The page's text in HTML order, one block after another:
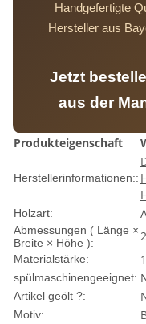
Handgefertigte
Hersteller aus
Jetzt
aus der
Produkteigenschaft
Herstellerinformationen::
Holzart:
Abmessungen ( Länge ×
Breite × Höhe ):
Materialstärke:
spülmaschinengeeignet:
Artikel geölt ?:
Motiv: